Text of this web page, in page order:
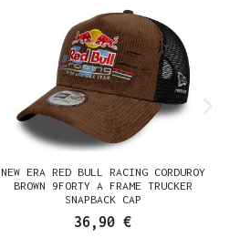
NEW ERA RED BULL RACING CORDUROY
BROWN 9FORTY A FRAME TRUCKER
SNAPBACK CAP
36,90 €